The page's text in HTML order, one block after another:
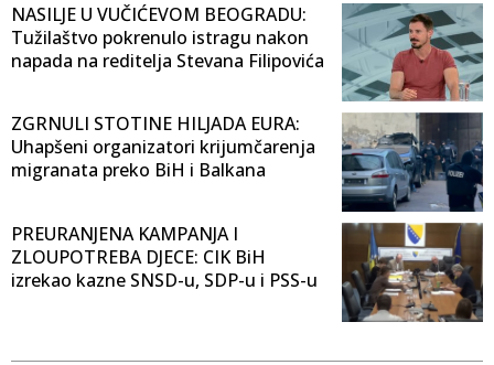
NASILJE U VUČIĆEVOM BEOGRADU:
Tužilaštvo pokrenulo istragu nakon
napada na reditelja Stevana Filipovića
ZGRNULI STOTINE HILJADA EURA:
Uhapšeni organizatori krijumčarenja
migranata preko BiH i Balkana
PREURANJENA KAMPANJA I
ZLOUPOTREBA DJECE: CIK BiH
izrekao kazne SNSD-u, SDP-u i PSS-u